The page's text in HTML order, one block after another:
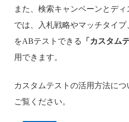
また、検索キャンペーンとデ
では、入札戦略やマッチタイ
をABテストできる
「カスタム
用できます。
カスタムテストの活用方法に
ご覧ください。